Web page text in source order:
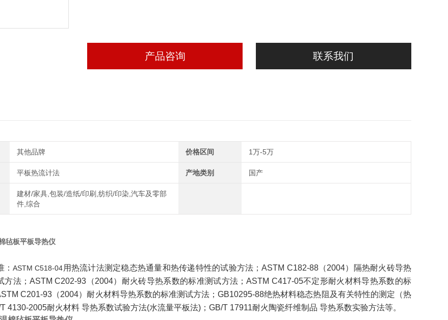
产品咨询 联系我们
其他品牌 价格区间 1万-5万
平板热流计法 产地类别 国产
建材/家具,包装/造纸/印刷,纺织/印染,汽车及零部
件,综合
毡板平板导热仪
ASTM C518-04用热流计法测定稳态热通量和热传递特性的试验方法；ASTM C182-88（2004）隔热耐火砖导热
方法； ASTM C202-93 （2004）耐火砖导热系数的标准测试方法；ASTM C417-05不定形耐火材料导热系数的标
C201-93 （2004）耐火材料导热系数的标准测试方法；GB10295-88绝热材料稳态热阻及有关特性的测定（热
4130-2005耐火材料 导热系数试验方法(水流量平板法) ； GB/T 17911耐火陶瓷纤维制品 导热系数实验方法等。